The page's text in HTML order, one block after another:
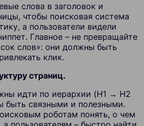
слова в заголовок и
чтобы поисковая система
а пользователи видели
Главное – не превращайте
слов»: они должны быть
клик.
страниц.
идти по иерархии (H1 → H2
быть связными и полезными.
роботам понять, о чем